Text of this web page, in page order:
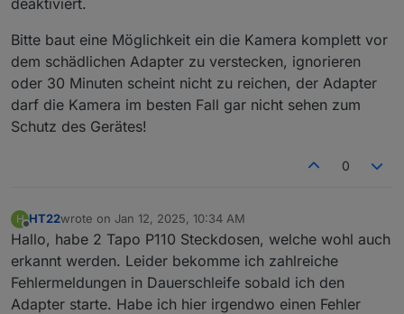
Bitte baut eine Möglichkeit ein die Kamera komplett vor
dem schädlichen Adapter zu verstecken, ignorieren
oder 30 Minuten scheint nicht zu reichen, der Adapter
darf die Kamera im besten Fall gar nicht sehen zum
Schutz des Gerätes!
0
H
Offline
HT22wrote on Jan 12, 2025, 10:34 AM
last edited by
Hallo, habe 2 Tapo P110 Steckdosen, welche wohl auch
erkannt werden. Leider bekomme ich zahlreiche
Fehlermeldungen in Dauerschleife sobald ich den
Adapter starte. Habe ich hier irgendwo einen Fehler